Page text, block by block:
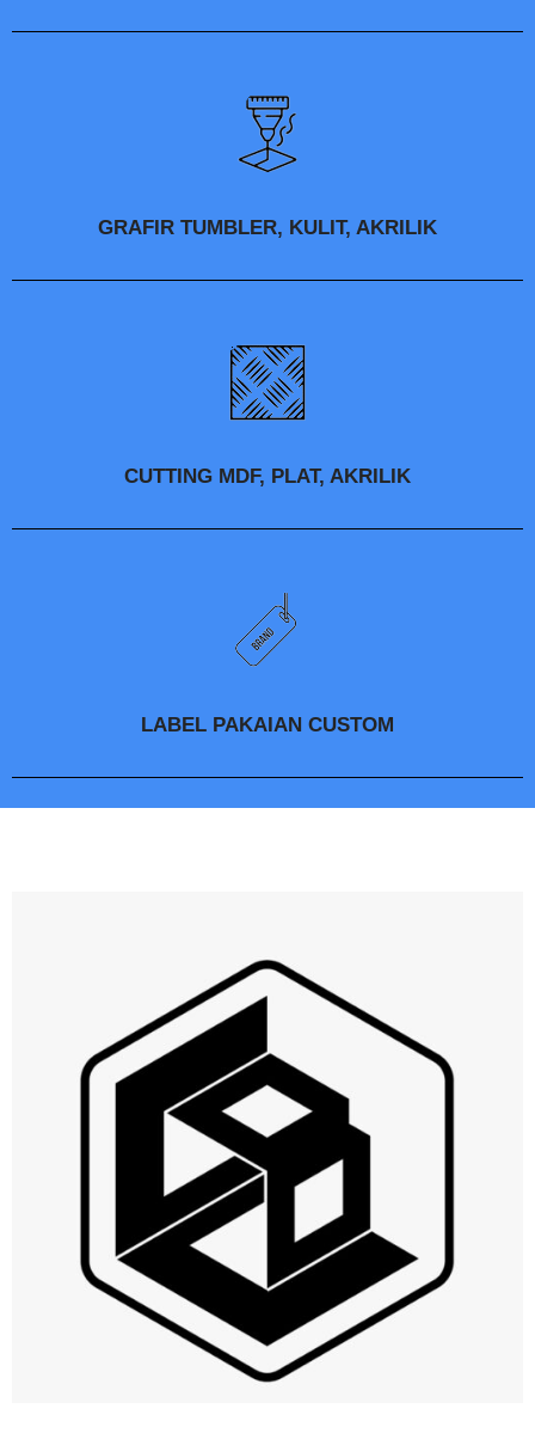
GRAFIR TUMBLER, KULIT, AKRILIK
CUTTING MDF, PLAT, AKRILIK
LABEL PAKAIAN CUSTOM